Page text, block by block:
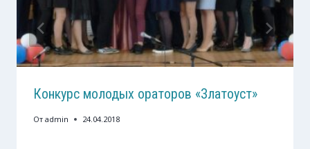
Конкурс молодых ораторов «Златоуст»
От admin 24.04.2018